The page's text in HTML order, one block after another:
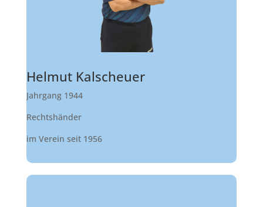
Helmut Kalscheuer
Jahrgang 1944
Rechtshänder
im Verein seit 1956